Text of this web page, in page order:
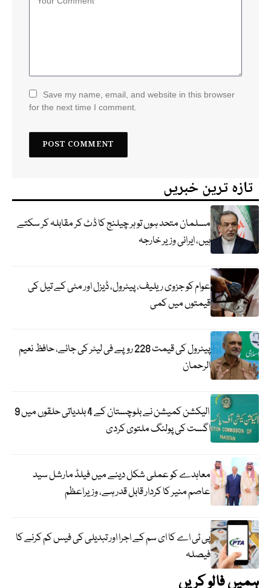
Save my name, email, and website in this browser
for the next time I comment.
تازہ ترین خبریں
مسلمان متحد ہوں تو ہر چیلنج کا ڈٹ کر مقابلہ کر سکتے
ہیں، ایرانی وزیر خارجہ
عوام کو جزوی ریلیف، پیٹرول، ڈیزل اور مٹی کے تیل کی
قیمتوں میں کمی
پیٹرول کی قیمت 228 روپے فی لیٹر کی جائے، حافظ نعیم
الرحمان
الیکشن کمیشن نے بلوچستان کے 4 بلدیاتی حلقوں میں 9
اگست کی پولنگ ملتوی کردی
معاہدے کو عملی شکل دینے میں فیلڈ مارشل سید
عاصم منیر کا کردار قابل قدر ہے، وزیراعظم
پی ٹی اے کا ای سم کے اجرا اور تبدیلی کی فیس کم کرنے کا
فیصلہ
ہمیں فالو کریں